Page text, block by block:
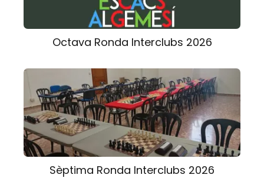
Octava Ronda Interclubs 2026
Sèptima Ronda Interclubs 2026